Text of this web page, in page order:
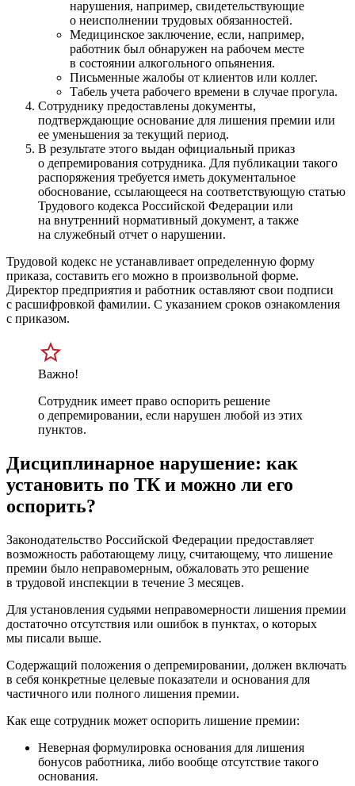
нарушения, например, свидетельствующие
о неисполнении трудовых обязанностей.
Медицинское заключение, если, например,
работник был обнаружен на рабочем месте
в состоянии алкогольного опьянения.
Письменные жалобы от клиентов или коллег.
Табель учета рабочего времени в случае прогула.
Сотруднику предоставлены документы,
подтверждающие основание для лишения премии или
ее уменьшения за текущий период.
В результате этого выдан официальный приказ
о депремирования сотрудника. Для публикации такого
распоряжения требуется иметь документальное
обоснование, ссылающееся на соответствующую статью
Трудового кодекса Российской Федерации или
на внутренний нормативный документ, а также
на служебный отчет о нарушении.
Трудовой кодекс не устанавливает определенную форму
приказа, составить его можно в произвольной форме.
Директор предприятия и работник оставляют свои подписи
с расшифровкой фамилии. С указанием сроков ознакомления
с приказом.
Важно!
Сотрудник имеет право оспорить решение
о депремировании, если нарушен любой из этих
пунктов.
Дисциплинарное нарушение: как
установить по ТК и можно ли его
оспорить?
Законодательство Российской Федерации предоставляет
возможность работающему лицу, считающему, что лишение
премии было неправомерным, обжаловать это решение
в трудовой инспекции в течение 3 месяцев.
Для установления судьями неправомерности лишения премии
достаточно отсутствия или ошибок в пунктах, о которых
мы писали выше.
Содержащий положения о депремировании, должен включать
в себя конкретные целевые показатели и основания для
частичного или полного лишения премии.
Как еще сотрудник может оспорить лишение премии:
Неверная формулировка основания для лишения
бонусов работника, либо вообще отсутствие такого
основания.